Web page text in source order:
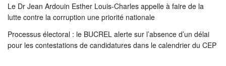
Le Dr Jean Ardouin Esther Louis-Charles appelle à faire de la
lutte contre la corruption une priorité nationale
Processus électoral : le BUCREL alerte sur l’absence d’un délai
pour les contestations de candidatures dans le calendrier du CEP